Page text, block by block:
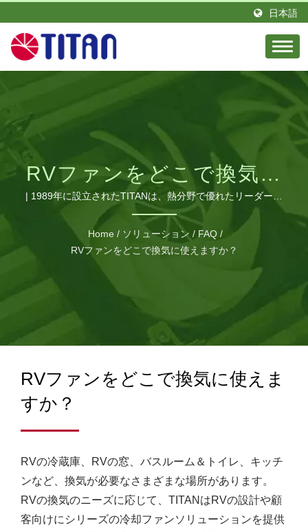
日本語
RVファンをどこで換気に
使用できますか？ | 工業
用およびRV用の高性能冷
却ファンとCPUクーラー
| TITAN
| 1989年に設立されたTITANは、熱分野で優れたリーダーで
あり、情熱とエリートのエンジニアチームを持っています。
台湾に拠点を置き、ドイツに支店を設立しました。 TITAN
は、グローバルなさまざまな地域に多くの販売代理店を持っ
信頼を得ています。 私たちは、さまざまな要求に対応する
ために生産ラインを拡大し、中国広東省に製造工場を建設し
Home / ソリューション / FAQ /
RVファンをどこで換気に使えますか？
RVファンをどこで換気に使えま
すか？
RVの冷蔵庫、RVの窓、バスルーム＆トイレ、キッチ
ンなど、換気が必要なさまざまな場所があります。
RVの換気のニーズに応じて、TITANはRVの設計や顧
客向けにシリーズの冷却ファンソリューションを提供